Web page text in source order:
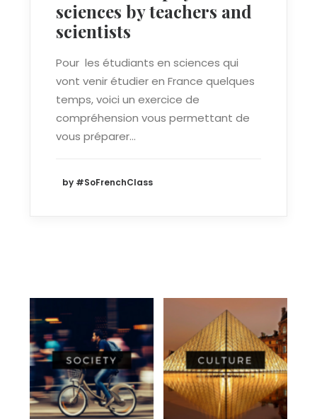
sciences by teachers and
scientists
Pour les étudiants en sciences qui
vont venir étudier en France quelques
temps, voici un exercice de
compréhension vous permettant de
vous préparer…
by #SoFrenchClass